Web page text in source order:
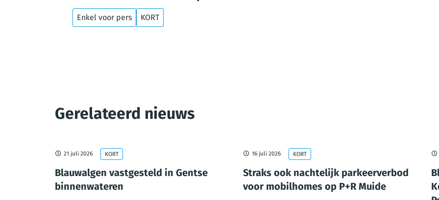
Enkel voor pers KORT
Gerelateerd nieuws
21 juli 2026 KORT
Blauwalgen vastgesteld in Gentse
binnenwateren
16 juli 2026 KORT
Straks ook nachtelijk parkeerverbod
voor mobilhomes op P+R Muide